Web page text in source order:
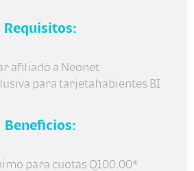
Requisitos:
afiliado a Neonet
para tarjetahabientes BI
Beneficios:
para cuotas Q100.00*